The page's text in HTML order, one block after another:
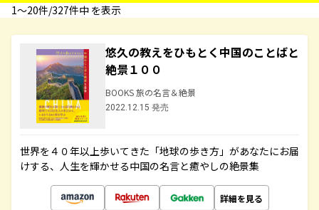
1〜20件/327件中 を表示
悠久の教えをひもとく中国のことばと
絶景１００
BOOKS 旅の名言＆絶景
2022.12.15 発売
世界を４０年以上歩いてきた「地球の歩き方」があなたにお届
けする、人生を輝かせる中国の名言と癒やしの絶景集
詳細を見る